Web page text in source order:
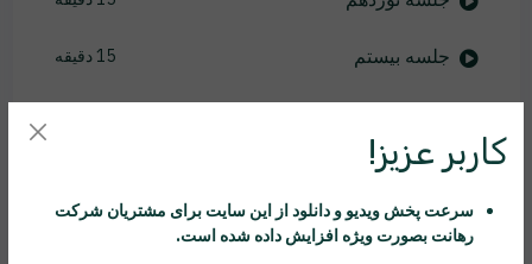
جلسه بیستم 15 دقیقه
جلسه بیست و دوم
جلسه بیست و سوم
کاربر عزیز!
سرعت پخش ویدیو و دانلود از این سایت برای مشتریان شرکت
رهانت بصورت ویژه افزایش داده شده است.